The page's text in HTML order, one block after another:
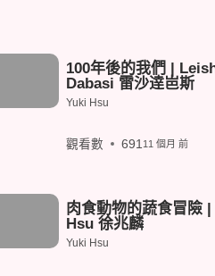
100年後的我們 |
Dabasi 雷沙逹岜斯
Yuki Hsu
觀看數 691 11 個月 前
肉食動物的蔬食冒險
Hsu 徐兆麟
Yuki Hsu